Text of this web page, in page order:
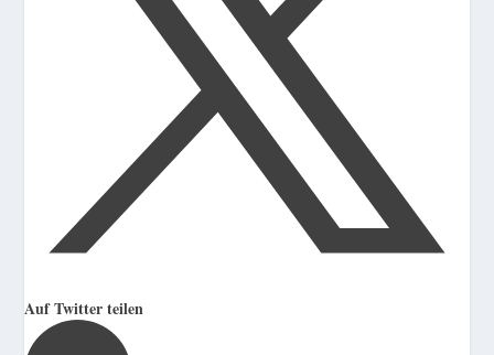
Auf Twitter teilen